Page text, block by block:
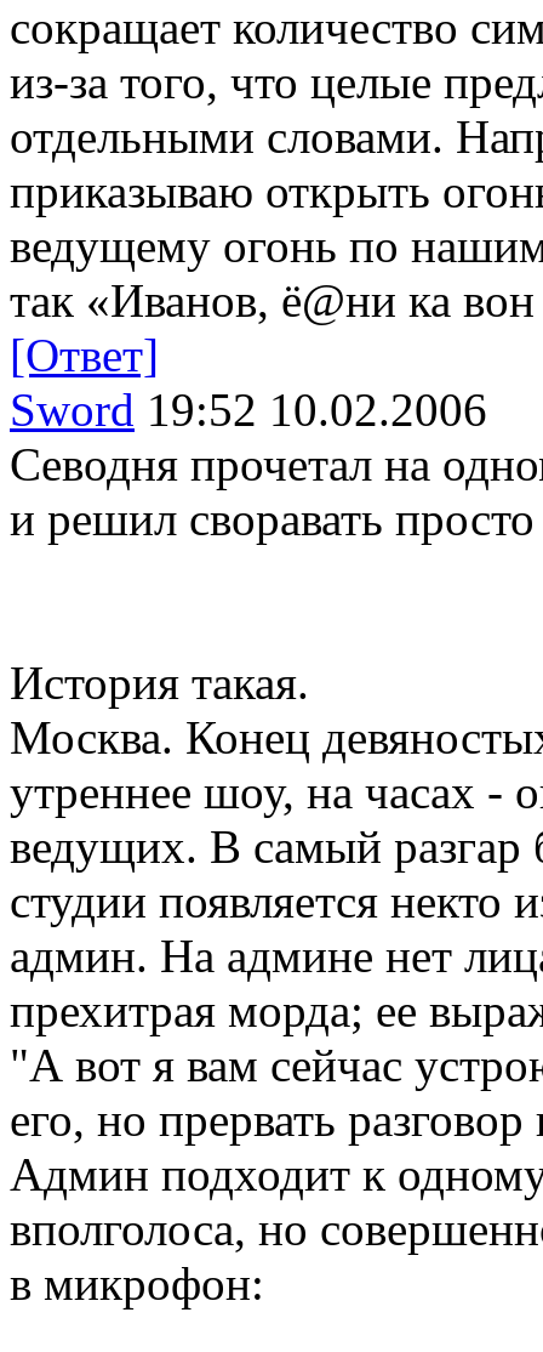
сокращает количество
из-за того, что целые
отдельными словами.
приказываю открыть
ведущему огонь по
так «Иванов, ё@ни ка
[Ответ]
Sword 19:52 10.02.2006
Севодня прочетал на
и решил своравать
История такая.
Москва. Конец
утреннее шоу, на часах -
ведущих. В самый разгар
студии появляется некто
админ. На админе нет
прехитрая морда; ее
"А вот я вам сейчас
его, но прервать
Админ подходит к
вполголоса, но
в микрофон: